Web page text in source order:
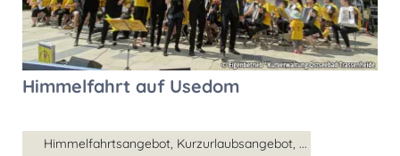
Himmelfahrt auf Usedom
Himmelfahrtsangebot, Kurzurlaubsangebot, ...